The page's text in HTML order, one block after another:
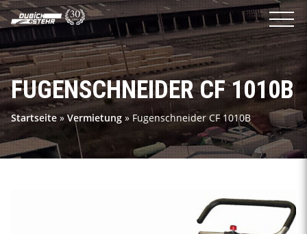
FUGENSCHNEIDER CF 1010B
Startseite» Vermietung » Fugenschneider CF 1010B